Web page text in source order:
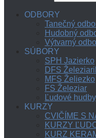
ODBORY
Tanečný
Hudobný
Výtvarný
SÚBORY
SPH Jazierko
DFS
MFS Želiezko
FS Železiar
Ľudové
KURZY
CVIČÍME S
KURZY
KURZ